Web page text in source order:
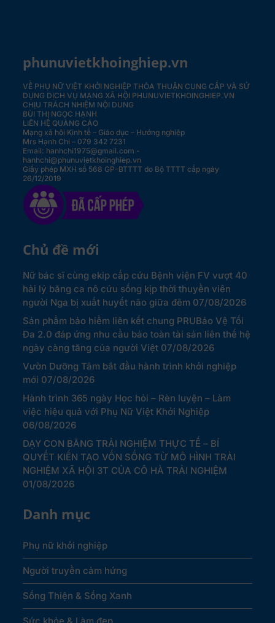
phunuvietkhoinghiep.vn
VỀ PHỤ NỮ VIỆT KHỞI NGHIỆPTHỎA THUẬN CUNG CẤP VÀ SỬ
DỤNG DỊCH VỤ MẠNG XÃ HỘI PHUNUVIETKHOINGHIEP.VN
CHỊU TRÁCH NHIỆM NỘI DUNG
BÙI THỊ NGỌC HẠNH
LIÊN HỆ QUẢNG CÁO
Mạng xã hội Kinh tế – Giáo dục – Hướng nghiệp
Mrs Hạnh Chi – 079 342 7231
Email: hanhchi1975@gmail.com -
hanhchi@phunuvietkhoinghiep.vn
Giấy phép MXH số 568 GP-BTTTT do Bộ TTTT cấp ngày
26/12/2019
Chủ đề mới
Nữ bác sĩ cùng ekip cấp cứu Bệnh viện FV vượt 40
hải lý bằng ca nô cứu sống kịp thời thuyền viên
người Nga bị xuất huyết não giữa đêm 07/08/2026
Sản phẩm bảo hiểm liên kết chung PRUBảo Vệ Tối
Đa 2.0 đáp ứng nhu cầu bảo toàn tài sản liên thế hệ
ngày càng tăng của người Việt 07/08/2026
Vườn Dưỡng Tâm bắt đầu hành trình khởi nghiệp
mới 07/08/2026
Hành trình 365 ngày Học hỏi – Rèn luyện – Làm
việc hiệu quả với Phụ Nữ Việt Khởi Nghiệp
06/08/2026
DẠY CON BẰNG TRẢI NGHIỆM THỰC TẾ – BÍ
QUYẾT KIẾN TẠO VỐN SỐNG TỪ MÔ HÌNH TRẢI
NGHIỆM XÃ HỘI 3T CỦA CÔ HÀ TRẢI NGHIỆM
01/08/2026
Danh mục
Phụ nữ khởi nghiệp
Người truyền cảm hứng
Sống Thiện & Sống Xanh